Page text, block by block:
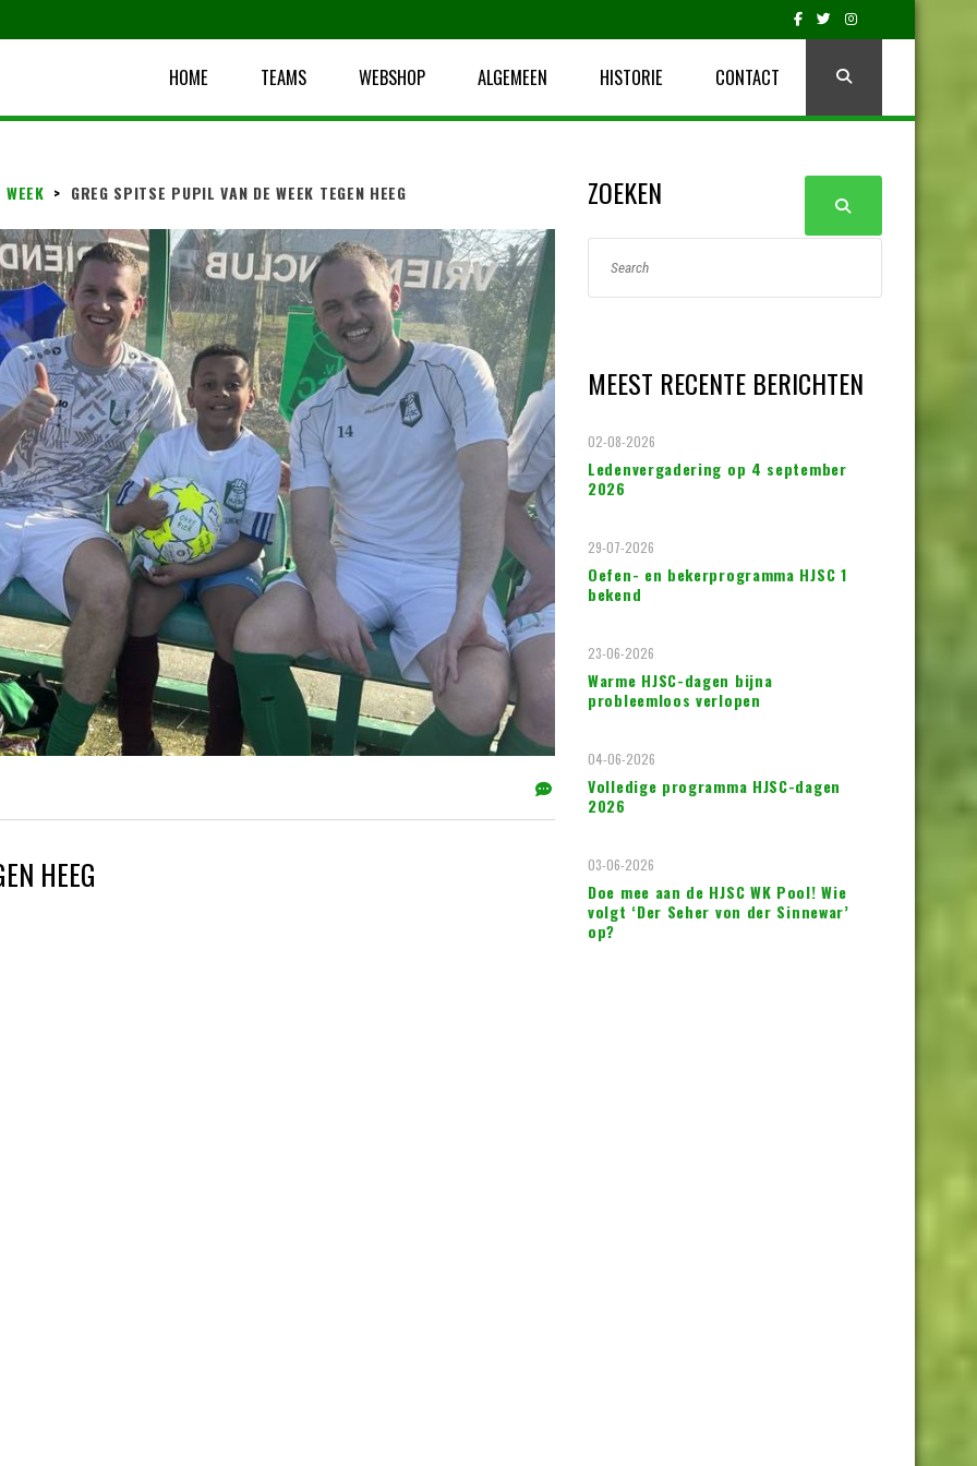
HOME TEAMS WEBSHOP ALGEMEEN HISTORIE CONTACT
> GREG SPITSE PUPIL VAN DE WEEK TEGEN HEEG
HEEG
ZOEKEN
MEEST RECENTE BERICHTEN
Ledenvergadering op 4 september
2026
02-08-2026
Oefen- en bekerprogramma HJSC 1
bekend
29-07-2026
Warme HJSC-dagen bijna
probleemloos verlopen
23-06-2026
Volledige programma HJSC-dagen
2026
04-06-2026
Doe mee aan de HJSC WK Pool! Wie
volgt ‘Der Seher von der Sinnewar’
op?
03-06-2026